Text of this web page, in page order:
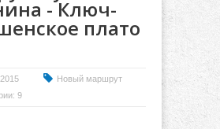
- Ключ-
плато
Новый маршрут
9